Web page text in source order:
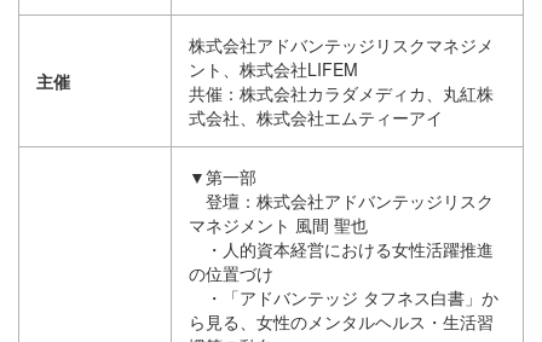
主催
株式会社アドバンテッジリスクマネジメ
ント、株式会社LIFEM
共催：株式会社カラダメディカ、丸紅株
式会社、株式会社エムティーアイ
▼第一部
登壇：株式会社アドバンテッジリスク
マネジメント 風間 聖也
・人的資本経営における女性活躍推進
の位置づけ
・「アドバンテッジ タフネス白書」か
ら見る、女性のメンタルヘルス・生活習